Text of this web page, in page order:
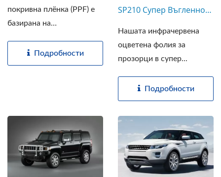
покривна плёнка (PPF) е
базирана на
Подробности
SP210 Супер Въгленно
Нашата инфрачервена
оцветена фолия за
прозорци в супер...
Подробности